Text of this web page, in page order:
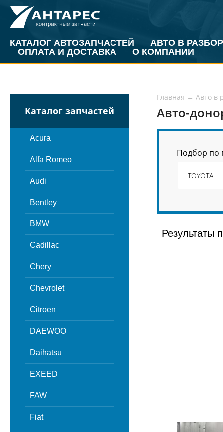
КАТАЛОГ АВТОЗАПЧАСТЕЙ
АВТО В РАЗБОР
ОПЛАТА И ДОСТАВКА
О КОМПАНИИ
Каталог запчастей
Acura
Alfa Romeo
Audi
Bentley
BMW
Cadillac
Chery
Chevrolet
Citroen
DAEWOO
Daihatsu
EXEED
FAW
Fiat
Главная ← Авто в
Авто-
Подбор по
Результаты